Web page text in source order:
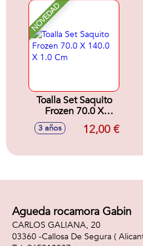
NOVEDAD
Toalla Set Saquito
Frozen 70.0 X
140.0 X 1.0 Cm
3 años 12,00 €
Agueda rocamora Gabin
CARLOS GALIANA, 20
03360 -Callosa De Segura (